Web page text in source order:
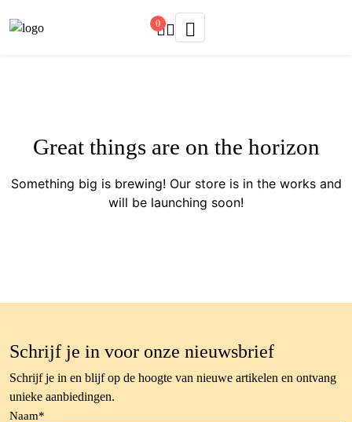
0
Great things are on the horizon
Something big is brewing! Our store is in the works and
will be launching soon!
Schrijf je in voor onze nieuwsbrief
Schrijf je in en blijf op de hoogte van nieuwe artikelen en ontvang
unieke aanbiedingen.
Naam*